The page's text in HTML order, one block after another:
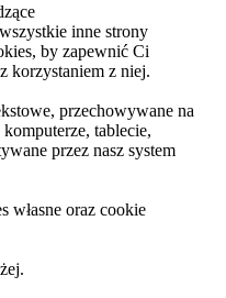
inne strony
by zapewnić Ci
korzystaniem z niej.
przechowywane na
tablecie,
przez nasz system
własne oraz cookie